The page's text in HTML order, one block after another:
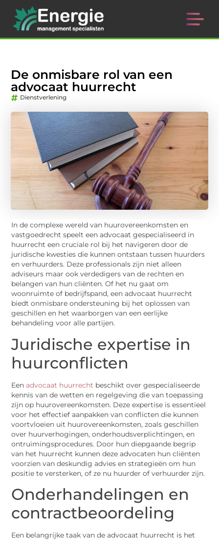
De onmisbare rol van een
advocaat huurrecht
Dienstverlening
In de complexe wereld van huurovereenkomsten en
vastgoedrecht speelt een advocaat gespecialiseerd in
huurrecht een cruciale rol bij het navigeren door de
juridische kwesties die kunnen ontstaan tussen huurders
en verhuurders. Deze professionals zijn niet alleen
adviseurs maar ook verdedigers van de rechten en
belangen van hun cliënten. Of het nu gaat om
woonruimte of bedrijfspand, een advocaat huurrecht
biedt onmisbare ondersteuning bij het oplossen van
geschillen en het waarborgen van een eerlijke
behandeling voor alle partijen.
Juridische expertise in
huurconflicten
Eenadvocaat huurrecht beschikt over gespecialiseerde
kennis van de wetten en regelgeving die van toepassing
zijn op huurovereenkomsten. Deze expertise is essentieel
voor het effectief aanpakken van conflicten die kunnen
voortvloeien uit huurovereenkomsten, zoals geschillen
over huurverhogingen, onderhoudsverplichtingen, en
ontruimingsprocedures. Door hun diepgaande begrip
van het huurrecht kunnen deze advocaten hun cliënten
voorzien van deskundig advies en strategieën om hun
positie te versterken, of ze nu huurder of verhuurder zijn.
Onderhandelingen en
contractbeoordeling
Een belangrijke taak van de advocaat huurrecht is het